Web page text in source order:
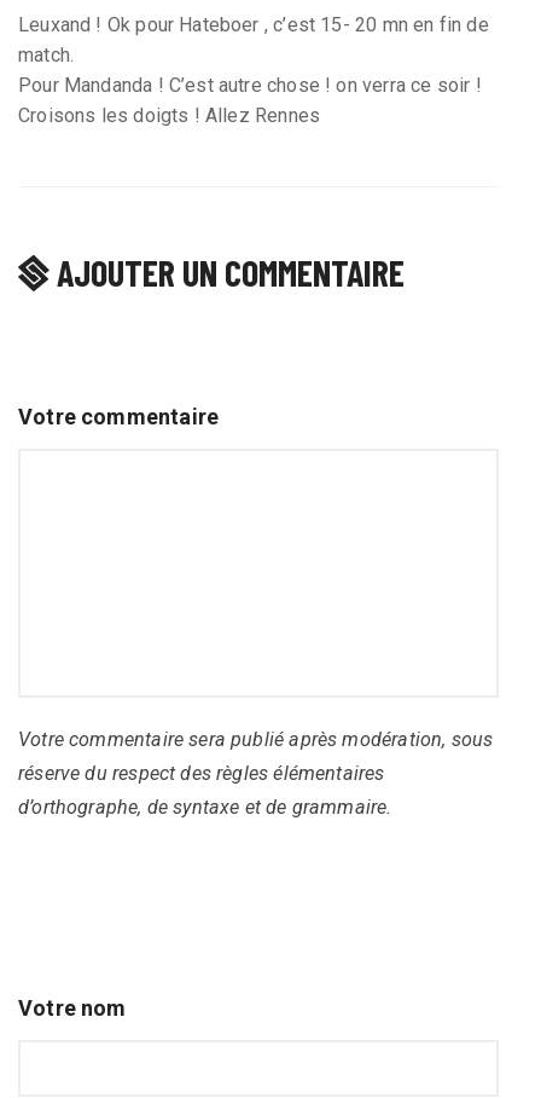
Leuxand ! Ok pour Hateboer , c’est 15- 20 mn en fin de
match.
Pour Mandanda ! C’est autre chose ! on verra ce soir !
Croisons les doigts ! Allez Rennes
AJOUTER UN COMMENTAIRE
Votre commentaire
Votre commentaire sera publié après modération, sous
réserve du respect des règles élémentaires
d’orthographe, de syntaxe et de grammaire.
Votre nom